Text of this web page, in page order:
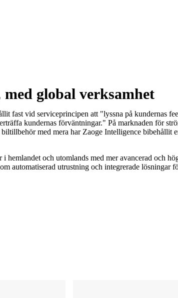
global verksamhet
fast vid serviceprincipen att "lyssna på kundernas
kundernas förväntningar." På marknaden för
med mera har Zaoge Intelligence bibehållit
hemlandet och utomlands med mer avancerad och
automatiserad utrustning och integrerade lösningar